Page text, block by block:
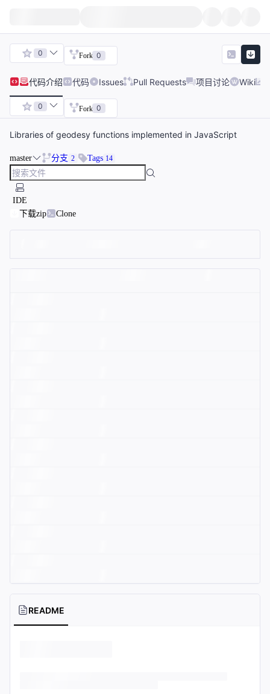
0 Fork 0
代码介绍 代码 Issues Pull Requests 项目讨论 Wiki
0 Fork 0
Libraries of geodesy functions implemented in JavaScript
master 分支 2 Tags 14
IDE
下载zip
Clone
README